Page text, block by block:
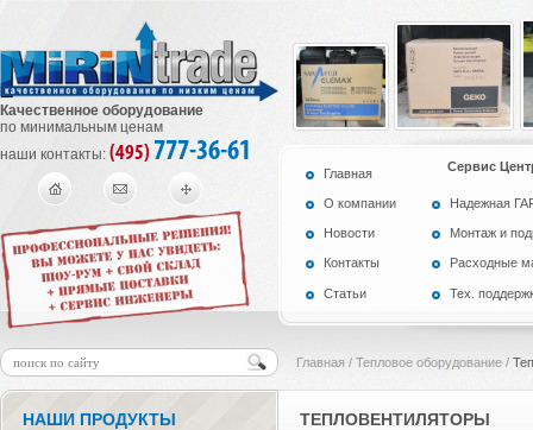
Качественное оборудование
по минимальным ценам
наши контакты: (495) 777-36-61
Главная
О компании
Новости
Контакты
Статьи
Сервис
Надежная
Монтаж и
Расходные
Тех.
Главная / Тепловое оборудование /
НАШИ ПРОДУКТЫ ТЕПЛОВЕНТИЛЯТОРЫ